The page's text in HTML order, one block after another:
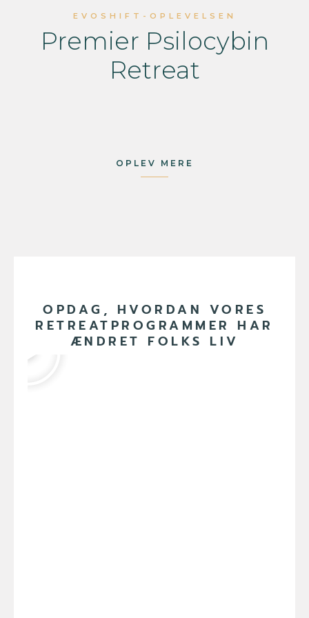
EVOSHIFT-OPLEVELSEN
Premier Psilocybin
Retreat
OPLEV MERE
OPDAG, HVORDAN VORES
RETREATPROGRAMMER HAR
ÆNDRET FOLKS LIV